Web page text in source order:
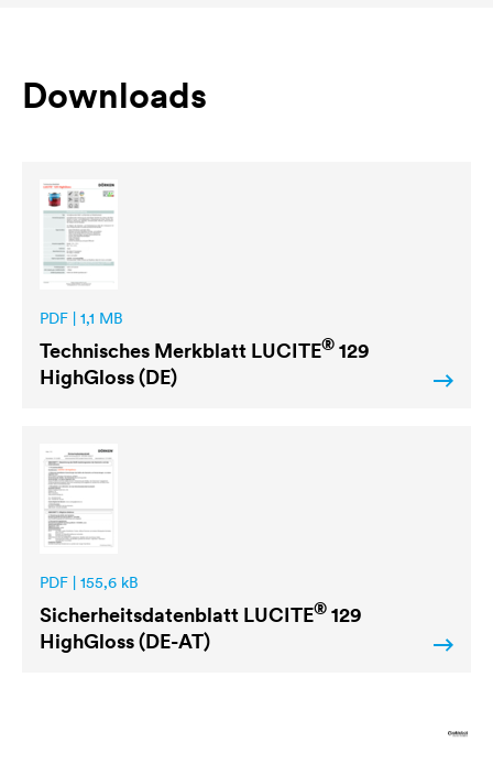
Downloads
PDF | 1,1 MB
Technisches Merkblatt LUCITE® 129
HighGloss (DE)
PDF | 155,6 kB
Sicherheitsdatenblatt LUCITE® 129
HighGloss (DE-AT)